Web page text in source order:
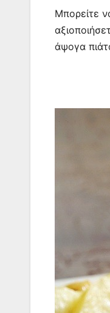
o
o
k
Μπορείτε
άψογα